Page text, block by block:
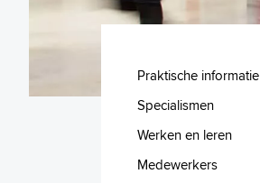
Praktische informatie
Specialismen
Werken en leren
Medewerkers